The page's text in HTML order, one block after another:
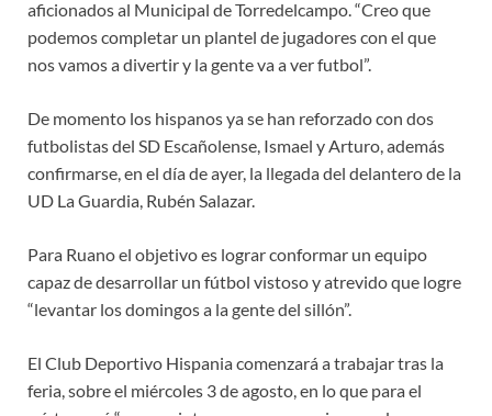
aficionados al Municipal de Torredelcampo. “Creo que
podemos completar un plantel de jugadores con el que
nos vamos a divertir y la gente va a ver futbol”.
De momento los hispanos ya se han reforzado con dos
futbolistas del SD Escañolense, Ismael y Arturo, además
confirmarse, en el día de ayer, la llegada del delantero de la
UD La Guardia, Rubén Salazar.
Para Ruano el objetivo es lograr conformar un equipo
capaz de desarrollar un fútbol vistoso y atrevido que logre
“levantar los domingos a la gente del sillón”.
El Club Deportivo Hispania comenzará a trabajar tras la
feria, sobre el miércoles 3 de agosto, en lo que para el